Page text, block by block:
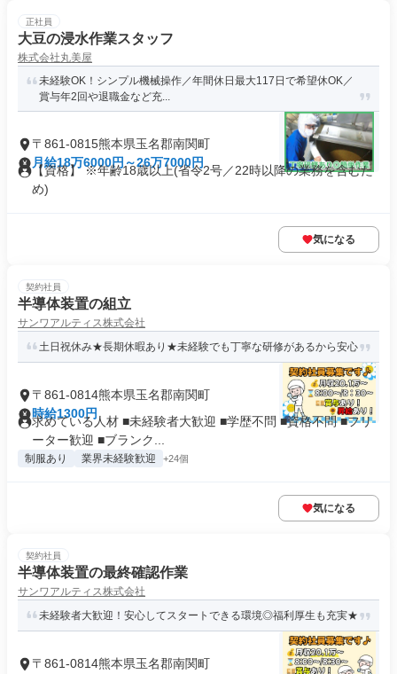
正社員
大豆の浸水作業スタッフ
株式会社丸美屋
未経験OK！シンプル機械操作／年間休日最大117日で希望休OK／
賞与年2回や退職金など充...
〒861-0815熊本県玉名郡南関町
月給18万6000円～26万7000円
【資格】 ※年齢18歳以上(省令2号／22時以降の業務を含むた
め)
気になる
契約社員
半導体装置の組立
サンワアルティス株式会社
土日祝休み★長期休暇あり★未経験でも丁寧な研修があるから安心
〒861-0814熊本県玉名郡南関町
時給1300円
求めている人材 ■未経験者大歓迎 ■学歴不問 ■資格不問 ■フリ
ーター歓迎 ■ブランク...
制服あり 業界未経験歓迎 +24個
気になる
契約社員
半導体装置の最終確認作業
サンワアルティス株式会社
未経験者大歓迎！安心してスタートできる環境◎福利厚生も充実★
〒861-0814熊本県玉名郡南関町